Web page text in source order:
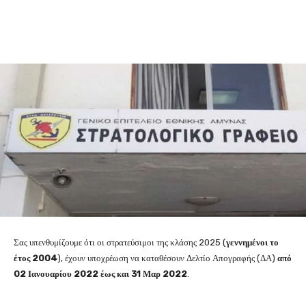
Σας υπενθυμίζουμε ότι οι στρατεύσιμοι της κλάσης 2025 (γεννημένοι το
έτος 2004), έχουν υποχρέωση να καταθέσουν Δελτίο Απογραφής (ΔΑ) από
02 Ιανουαρίου 2022 έως και 31 Μαρ 2022